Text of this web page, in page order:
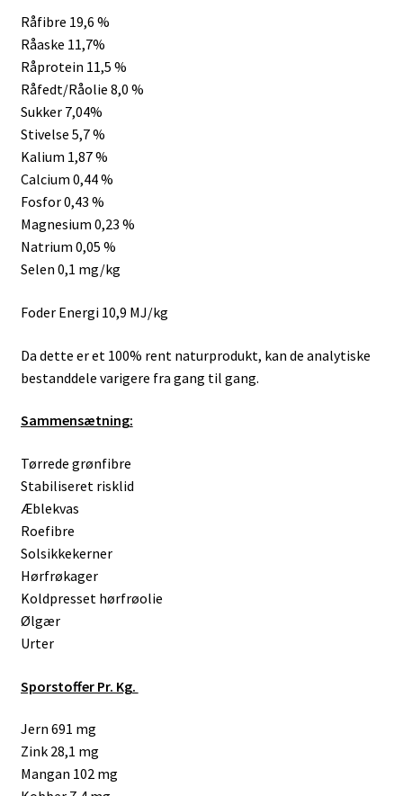
Råfibre 19,6 %
Råaske 11,7%
Råprotein 11,5 %
Råfedt/Råolie 8,0 %
Sukker 7,04%
Stivelse 5,7 %
Kalium 1,87 %
Calcium 0,44 %
Fosfor 0,43 %
Magnesium 0,23 %
Natrium 0,05 %
Selen 0,1 mg/kg
Foder Energi 10,9 MJ/kg
Da dette er et 100% rent naturprodukt, kan de analytiske
bestanddele varigere fra gang til gang.
Sammensætning:
Tørrede grønfibre
Stabiliseret risklid
Æblekvas
Roefibre
Solsikkekerner
Hørfrøkager
Koldpresset hørfrøolie
Ølgær
Urter
Sporstoffer Pr. Kg.
Jern 691 mg
Zink 28,1 mg
Mangan 102 mg